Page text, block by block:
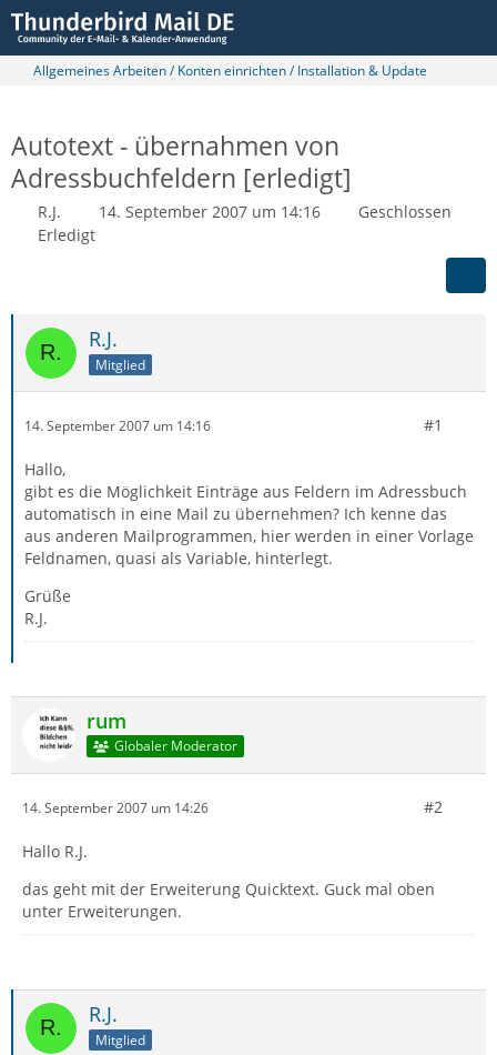
Allgemeines Arbeiten / Konten einrichten / Installation & Update
Autotext - übernahmen von
Adressbuchfeldern [erledigt]
R.J. 14. September 2007 um 14:16
Geschlossen
Erledigt
R.J.
Mitglied
14. September 2007 um 14:16 #1
Hallo,
gibt es die Möglichkeit Einträge aus Feldern im Adressbuch
automatisch in eine Mail zu übernehmen? Ich kenne das
aus anderen Mailprogrammen, hier werden in einer Vorlage
Feldnamen, quasi als Variable, hinterlegt.
Grüße
R.J.
rum
Globaler Moderator
14. September 2007 um 14:26 #2
Hallo R.J.
das geht mit der Erweiterung Quicktext. Guck mal oben
unter Erweiterungen.
R.J.
Mitglied